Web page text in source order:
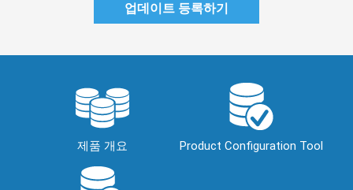
업데이트 등록하기
제품 개요 Product Configuration Tool